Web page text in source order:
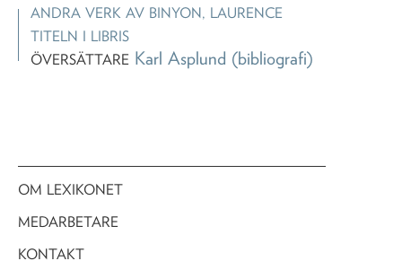
ANDRA VERK AV BINYON, LAURENCE
TITELN I LIBRIS
ÖVERSÄTTARE Karl Asplund (bibliografi)
OM LEXIKONET
MEDARBETARE
KONTAKT